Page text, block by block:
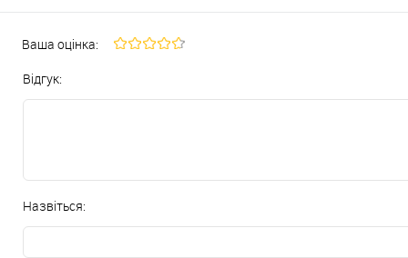
Ваша оцінка:
Відгук:
Назвіться: